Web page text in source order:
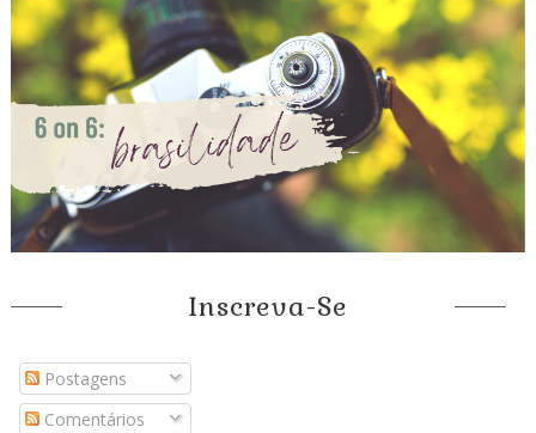
Inscreva-Se
Postagens
Comentários